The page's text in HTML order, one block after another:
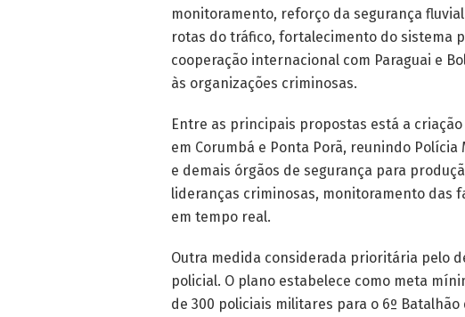
monitoramento, reforço da segurança
rotas do tráfico, fortalecimento do sistema
cooperação internacional com Paraguai e
às organizações criminosas.
Entre as principais propostas está a
em Corumbá e Ponta Porã, reunindo
e demais órgãos de segurança para
lideranças criminosas, monitoramento das
em tempo real.
Outra medida considerada prioritária pelo
policial. O plano estabelece como meta
de 300 policiais militares para o 6º